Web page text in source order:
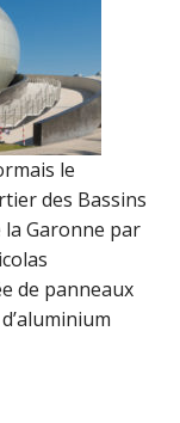
le
des Bassins
la Garonne par
de panneaux